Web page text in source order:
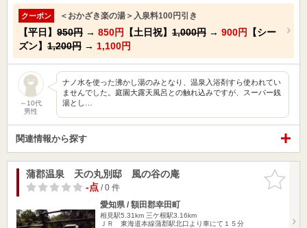
クーポン ＜おかざき楽の湯＞入泉料100円引き
【平日】 950円 → 850円 【土日祝】 1,000円 → 900円
【シー
ズン】 1,200円 → 1,100円
～10代
男性
ナノ水を使った沸かし湯のみとなり、温泉入浴剤すら使われてい
ませんでした。庭園大露天風呂との触れ込みですが、スーパー銭
湯とし…
関連情報から探す
お気に入
りに追加
蒲郡温泉 天の丸別邸 風の谷の庵
-点/ 0 件
愛知県 / 額田郡幸田町
相見駅5.31km 三ケ根駅3.16km
ＪＲ 東海道本線蒲郡駅北口より車にて１５分